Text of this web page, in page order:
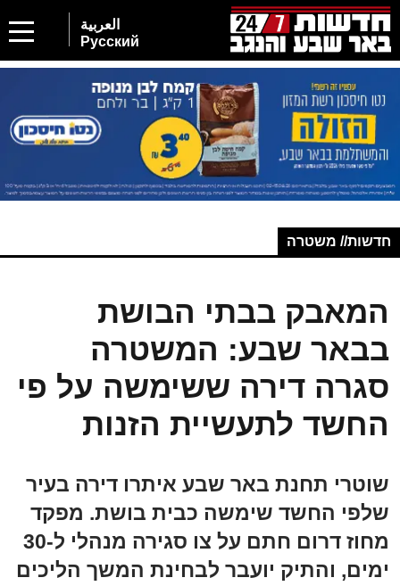
العربية
Русский
חדשות// משטרה
המאבק בבתי הבושת
בבאר שבע: המשטרה
סגרה דירה ששימשה על פי
החשד לתעשיית הזנות
שוטרי תחנת באר שבע איתרו דירה בעיר
שלפי החשד שימשה כבית בושת. מפקד
מחוז דרום חתם על צו סגירה מנהלי ל-30
ימים, והתיק יועבר לבחינת המשך הליכים